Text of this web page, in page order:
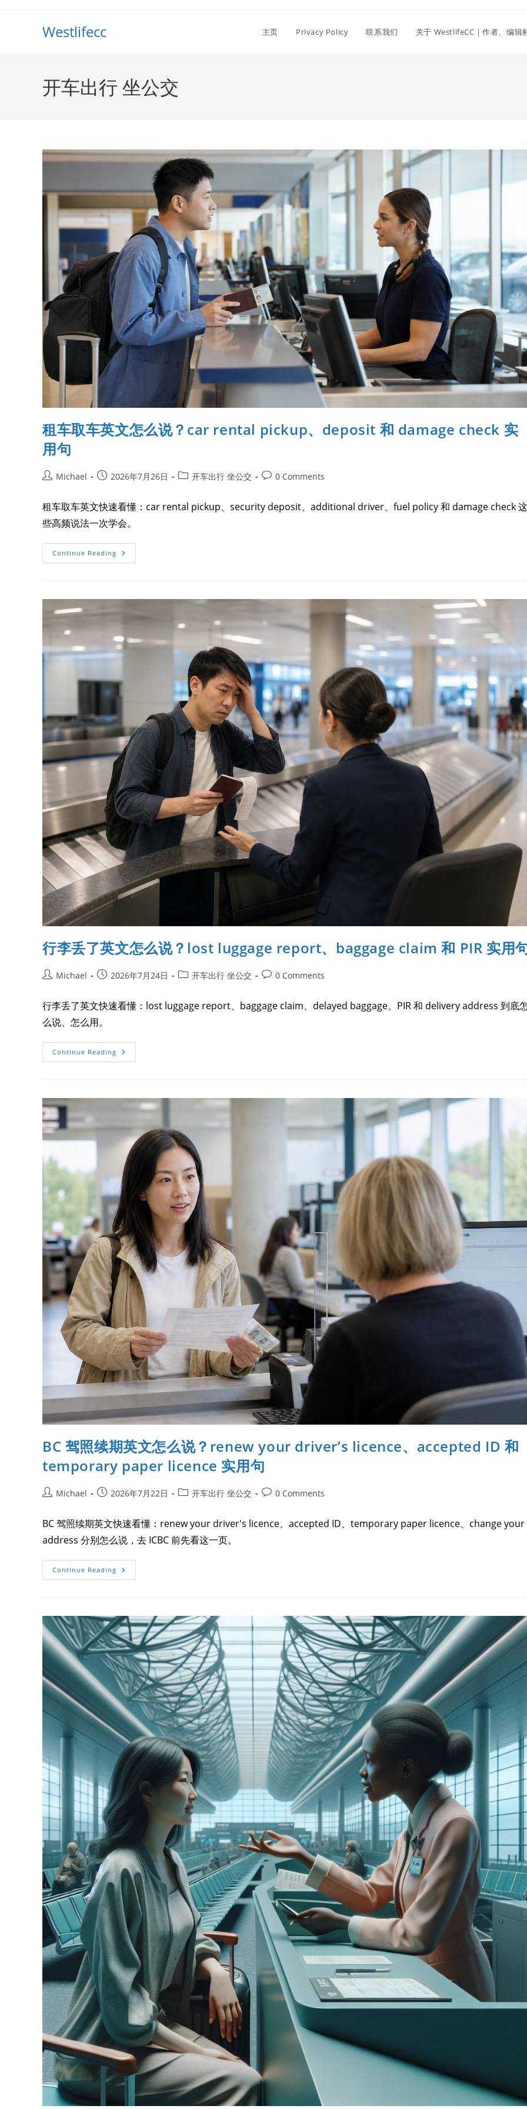
Westlifecc 主页 Privacy Policy 联系我们 关于 WestlifeCC｜作者、编辑
开车出行 坐公交
租车取车英文怎么说？car rental pickup、deposit 和 damage check 实
用句
Michael 2026年7月26日 开车出行 坐公交 0 Comments
租车取车英文快速看懂：car rental pickup、security deposit、additional driver、fuel policy 和 damage check 这
些高频说法一次学会。
Continue Reading
行李丢了英文怎么说？lost luggage report、baggage claim 和 PIR 实用
Michael 2026年7月24日 开车出行 坐公交 0 Comments
行李丢了英文快速看懂：lost luggage report、baggage claim、delayed baggage、PIR 和 delivery address 到底
么说、怎么用。
Continue Reading
BC 驾照续期英文怎么说？renew your driver’s licence、accepted ID 和
temporary paper licence 实用句
Michael 2026年7月22日 开车出行 坐公交 0 Comments
BC 驾照续期英文快速看懂：renew your driver's licence、accepted ID、temporary paper licence、change your
address 分别怎么说，去 ICBC 前先看这一页。
Continue Reading